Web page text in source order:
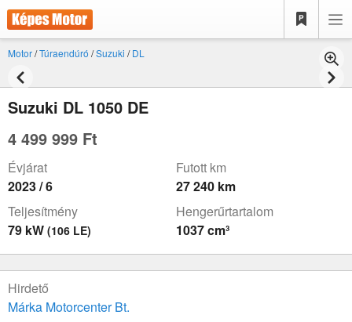
Motor/Túraendúró /Suzuki /DL
Suzuki DL 1050 DE
4 499 999 Ft
Évjárat
2023 / 6
Futott km
27 240 km
Teljesítmény
79 kW (106 LE)
Hengerűrtartalom
1037 cm³
Hirdető
Márka Motorcenter Bt.